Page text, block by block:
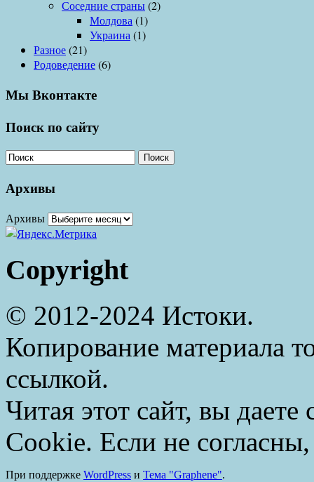
Соседние страны(2)
Молдова (1)
Украина (1)
Разное(21)
Родоведение(6)
Мы Вконтакте
Поиск по сайту
Поиск
Архивы
Архивы
Copyright
© 2012-2024 Истоки.
Копирование материала
ссылкой.
Читая этот сайт, вы даете
Cookie. Если не
При поддержке WordPress и Тема "Graphene".